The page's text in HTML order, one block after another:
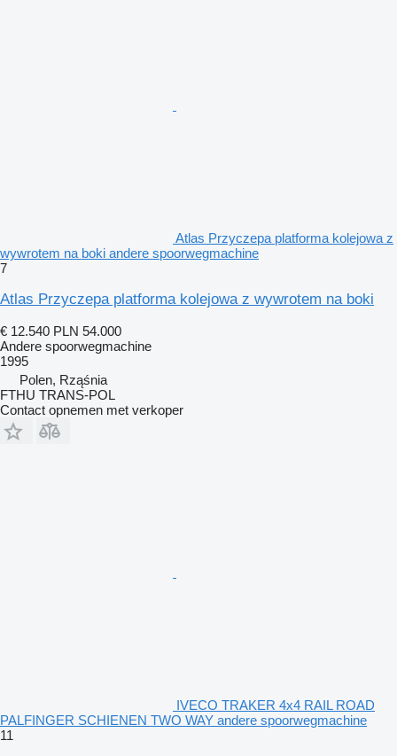
Atlas Przyczepa platforma kolejowa z
wywrotem na boki andere spoorwegmachine
7
Atlas Przyczepa platforma kolejowa z wywrotem na boki
€ 12.540 PLN 54.000
Andere spoorwegmachine
1995
Polen, Rząśnia
FTHU TRANS-POL
Contact opnemen met verkoper
IVECO TRAKER 4x4 RAIL ROAD
PALFINGER SCHIENEN TWO WAY andere spoorwegmachine
11